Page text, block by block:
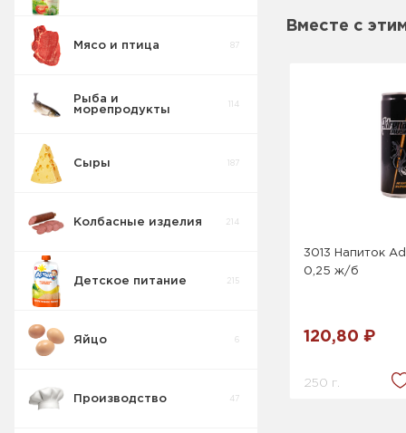
Мясо и птица 87
Рыба и
морепродукты
114
Сыры 187
Колбасные изделия 214
Детское питание 215
Кусочки
Детская
Яйцо 6
Производство 47
Вместе с
3013 Напиток
0,25 ж/б
120,80 ₽
250 г.